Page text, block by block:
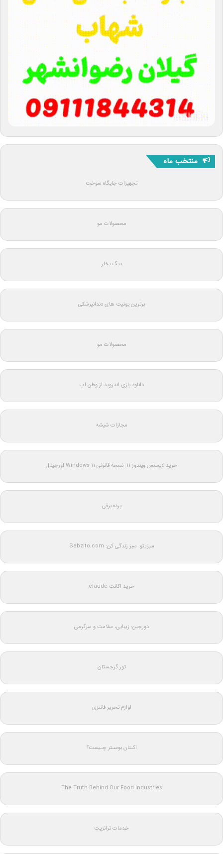
منتخب ماه
تجهیزات جایگاه سوخت
محصولات مو
دیگ بخار
برترین یونیت های دندانپزشکی
محصولات مو
دانلود بازی اندروید از وطن اپ
مجازات شیشه
خرید لایسنس ویندوز 11: نسخه قانونی Windows 11 اورجینال
پرده برقی
سبزیتو: سبز زندگی کن: Sabzito.com
خرید اکانت claude
دورجین؛ زیبایی، سلامت و سرگرمی
تور گرجستان
لوازم تحریر فانتزی
اکـتان بوسـتر چـیست؟
The Truth Behind Our Food Industries
خدمات ترانزیت